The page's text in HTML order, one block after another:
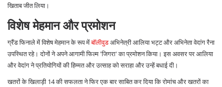
खिताब जीत लिया।
विशेष मेहमान और प्रमोशन
ग्रैंड फिनाले में विशेष मेहमान के रूप मेंबॉलीवुडअभिनेत्री आलिया भट्ट और अभिनेता वेदांग रैना
उपस्थित रहे। दोनों ने अपने आगामी फिल्म 'जिगरा' का प्रमोशन किया। इस अवसर पर आलिया
और वेदांग ने प्रतियोगियों की हिम्मत और उत्साह को सराहा और उन्हें बधाई दी।
खतरों के खिलाड़ी 14 की सफलता ने फिर एक बार साबित कर दिया कि रोमांच और खतरों का